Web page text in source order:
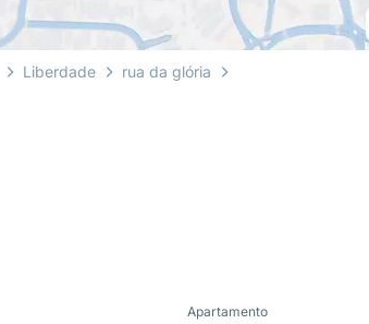
Liberdade
rua da glória
Apartamento